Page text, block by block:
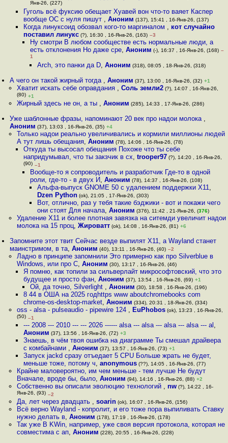
Янв-26, (227)
Гуголь всё фуксию обещает Хуавей вон что-то ваяет Каспер
вообще ОС с нуля пишут , Аноним (137), 15:41 , 16-Янв-26, (137)
Когда линуксоид обозвал кого-то маргиналом , кот случайно
поставил линукс(?), 16:30 , 16-Янв-26, (163) –3
Ну смотри В любом сообществе есть нормальные люди, а
есть отклонения Но даже сре,Аноним (-), 16:37 , 16-Янв-26, (168) –
1
Arch, это панки да D, Аноним (318), 08:05 , 18-Янв-26, (318)
А чего он такой жирный тогда ,Аноним (37), 13:00 , 16-Янв-26, (32) +1
Хватит искать себе оправдания , Соль земли2(?), 14:07 , 16-Янв-26,
(80) +1
Жирный здесь не он, а ты , Аноним (285), 14:33 , 17-Янв-26, (286)
Уже шаблонные фразы, напоминают 20 век про надои молока ,
Аноним (37), 13:03 , 16-Янв-26, (35) +4
Только надои реально увеличивались и кормили миллионы людей
А тут лишь обещания, Аноним (78), 14:06 , 16-Янв-26, (78)
Откуда ты высосал обещания Похоже что ты себе
напридумывал, что ты закзчик в сх, trooper97(?), 14:20 , 16-Янв-26,
(90) –1
Вообще-то я сопроводитель и разработчик Где-то в одной
роли, где-то - в двух И,Аноним (78), 14:37 , 16-Янв-26, (108)
Альфа-выпуск GNOME 50 с удалением поддержки X11,
Dzen Python(ok), 21:05 , 17-Янв-26, (303)
Вот, отлично, раз у тебя такие бэджики - вот и покажи чего
они стоят Для начала, Аноним (376), 11:42 , 21-Янв-26, (376)
Удаление Х11 и более плотная завязка на ситемди увеличит надои
молока на 15 проц, Жироватт(ok), 14:08 , 16-Янв-26, (81) +6
Запомните этот твит Сейчас везде выпилят X11, а Wayland станет
маинстримом, в та,Аноним (40), 13:11 , 16-Янв-26, (40) –2
Ладно в принципе запомнили Это примерно как про Silverblue в
Windows, или про C, Аноним (30), 13:17 , 16-Янв-26, (46)
Я помню, как топили за сильверлайт микрософтовский, что это
будущее и просто фан, Аноним (37), 13:54 , 16-Янв-26, (69) +1
Ой, да точно, Silverlight ,Аноним (30), 18:58 , 16-Янв-26, (196)
8 44 в ОША на 2025 годhttps www aboutchromebooks com
chrome-os-desktop-market, Аноним (334), 20:31 , 18-Янв-26, (334)
oss - alsa - pulseaudio - pipewire 124 , EuPhobos(ok), 13:23 , 16-Янв-26,
(50) –1
--- 2008 --- 2010 --- --- 2026 ------ alsa --- alsa --- alsa --- alsa --- al ,
Аноним (37), 13:56 , 16-Янв-26, (72) +3
Знаешь, в чём твоя ошибка на диаграмме Ты смешал драйвера
с комбайнами , Аноним (37), 13:57 , 16-Янв-26, (73) +1
Запуск jackd сразу отъедает 5 CPU Больше жрать не будет,
меньше тоже, потому ч, anonymous(??), 14:05 , 16-Янв-26, (77)
Крайне маловероятно, им чем меньше - тем лучше Не будут
Вначале, вроде бы, было, Аноним (94), 14:16 , 16-Янв-26, (88) +2
Собственно вы описали эволюцию технологий , nw(?), 14:22 , 16-
Янв-26, (93) –2
Да, лет через двадцать , soarin(ok), 16:07 , 16-Янв-26, (156)
Всё верно Wayland - копролит, и его тоже пора выпиливать Ставку
нужно делать в, Аноним (178), 17:19 , 16-Янв-26, (178)
Так уже В KWin, например, уже своя версия протокола, которая не
совместима с ап, Аноним (228), 20:55 , 16-Янв-26, (228)